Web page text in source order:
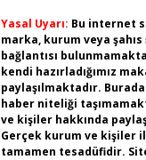
Yasal Uyarı: Bu internet
marka, kurum veya
bağlantısı
kendi hazırladığımız
paylaşılmaktadır.
haber niteliği
ve kişiler hakkında
Gerçek kurum ve kişiler
tamamen tesadüfidir.